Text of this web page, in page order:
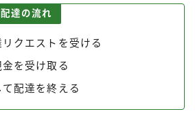
達の流れ
クエストを受ける
を受け取る
配達を終える